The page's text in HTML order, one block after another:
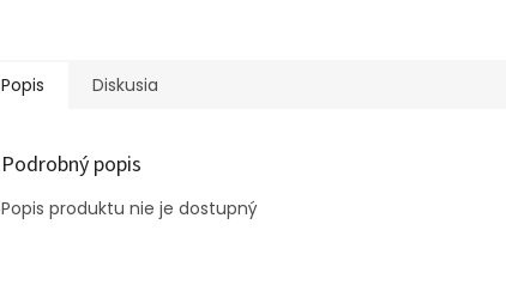
Popis Diskusia
Podrobný popis
Popis produktu nie je dostupný